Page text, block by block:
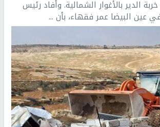
الدير بالأغوار الشمالية. وأفاد رئيس
عين البيضا عمر فقهاء، بأن ...